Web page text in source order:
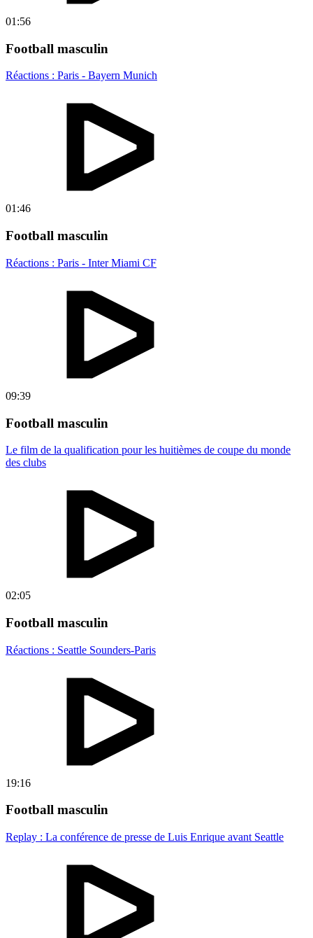
01:56
Football masculin
Réactions : Paris - Bayern Munich
01:46
Football masculin
Réactions : Paris - Inter Miami CF
09:39
Football masculin
Le film de la qualification pour les huitièmes de coupe du monde
des clubs
02:05
Football masculin
Réactions : Seattle Sounders-Paris
19:16
Football masculin
Replay : La conférence de presse de Luis Enrique avant Seattle